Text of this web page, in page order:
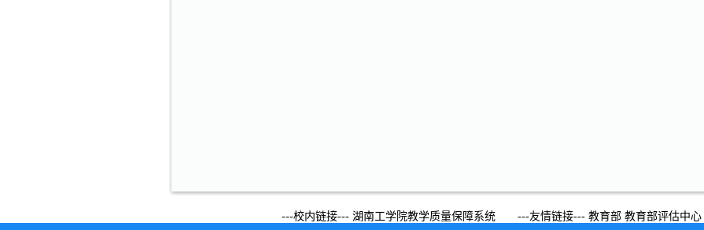
---校内链接--- 湖南工学院教学质量保障系统 ---友情链接--- 教育部 教育部评估中心